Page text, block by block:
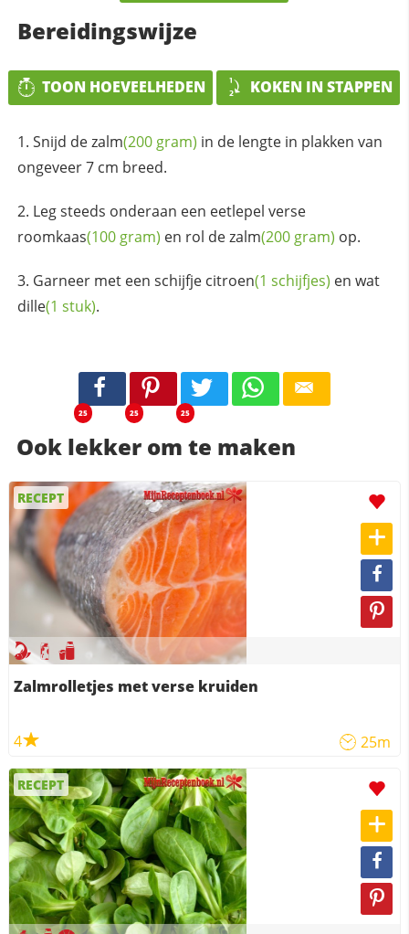
Bereidingswijze
TOON HOEVEELHEDEN KOKEN IN STAPPEN
Snijd dezalm(200 gram) in de lengte in plakken van
ongeveer 7 cm breed.
Leg steeds onderaan een eetlepel verse
roomkaas(100 gram) en rol dezalm(200 gram) op.
Garneer met een schijfje citroen(1 schijfjes) en wat
dille(1 stuk).
25 25 25
Ook lekker om te maken
RECEPT
Zalmrolletjes met verse kruiden
4 25m
RECEPT